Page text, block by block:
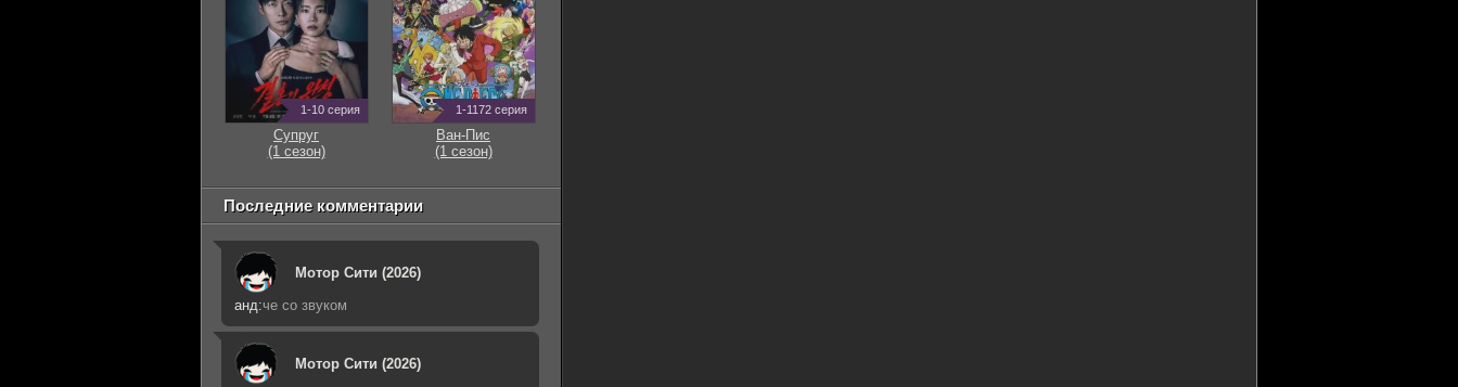
1-10 серия
Супруг
(1 сезон)
1-1172 серия
Ван-Пис
(1 сезон)
Последние комментарии
Мотор Сити (2026)
анд:че со звуком
Мотор Сити (2026)